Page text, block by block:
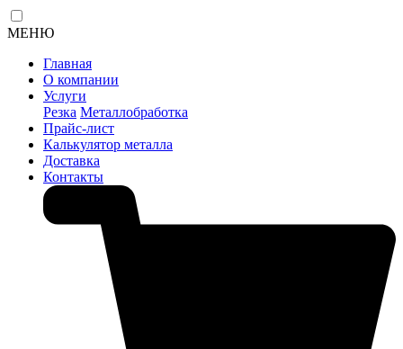
МЕНЮ
Главная
О компании
Услуги
Резка Металлобработка
Прайс-лист
Калькулятор металла
Доставка
Контакты